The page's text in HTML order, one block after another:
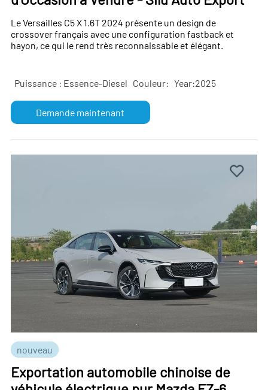
Le Versailles C5 X 1.6T 2024 présente un design de
crossover français avec une configuration fastback et
hayon, ce qui le rend très reconnaissable et élégant.
Puissance : Essence-Diesel Couleur: Year:2025
Demande maintenant
nouveau
Exportation automobile chinoise de